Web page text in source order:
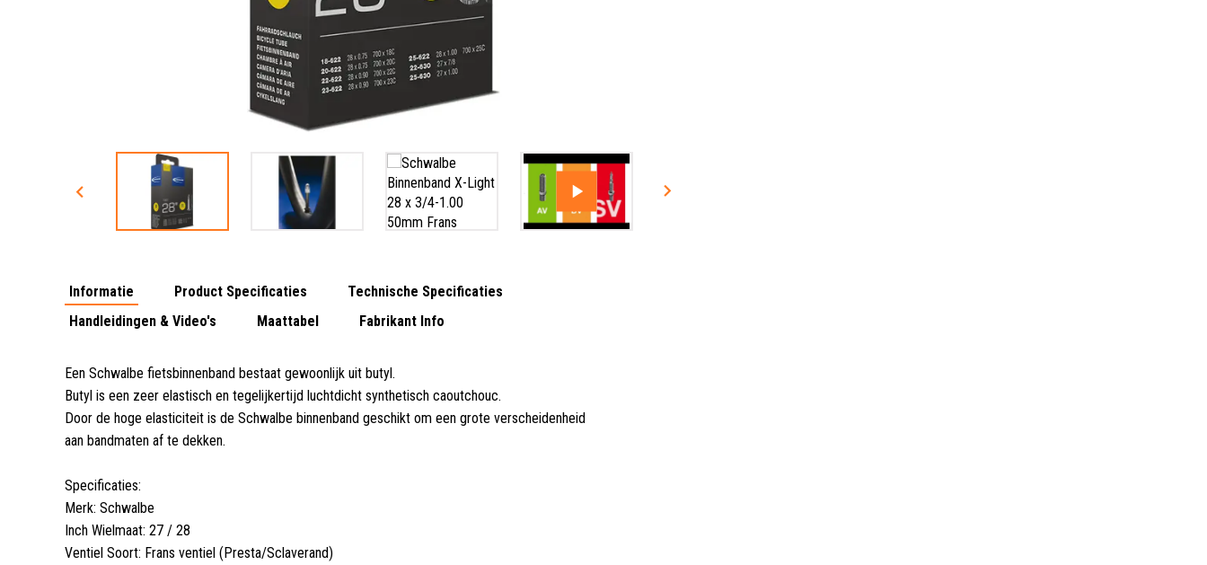
Informatie Product Specificaties
Technische Specificaties
Handleidingen & Video's
Maattabel Fabrikant Info
Een Schwalbe fietsbinnenband bestaat gewoonlijk uit butyl.
Butyl is een zeer elastisch en tegelijkertijd luchtdicht synthetisch caoutchouc.
Door de hoge elasticiteit is de Schwalbe binnenband geschikt om een grote verscheidenheid
aan bandmaten af te dekken.
Specificaties:
Merk: Schwalbe
Inch Wielmaat: 27 / 28
Ventiel Soort: Frans ventiel (Presta/Sclaverand)